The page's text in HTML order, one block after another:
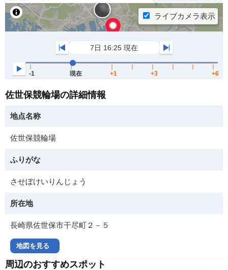
佐世保競輪場の詳細情報
地点名称
佐世保競輪場
ふりがな
させぼけいりんじょう
所在地
長崎県佐世保市干尽町２－５
地図を見る
周辺のおすすめスポット